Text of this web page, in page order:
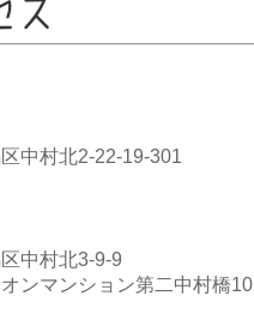
中村北2-22-19-301
中村北3-9-9
マンション第二中村橋